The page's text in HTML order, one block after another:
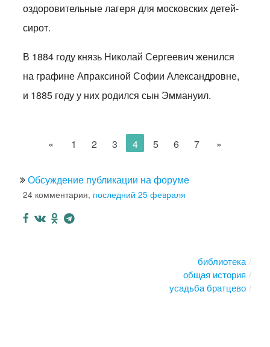
оздоровительные лагеря для московских детей-
сирот.
В 1884 году князь Николай Сергеевич женился
на графине Апраксиной Софии Александровне,
и 1885 году у них родился сын Эммануил.
« 1 2 3 4 5 6 7 »
Обсуждение публикации на форуме
24 комментария, последний 25 февраля
библиотека
общая история
усадьба братцево